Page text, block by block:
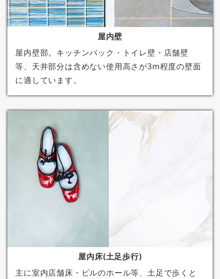
屋内壁
屋内壁部。キッチンバック・トイレ壁・店舗壁
等、天井部分は含めない使用高さが3m程度の壁面
に適しています。
屋内床(土足歩行)
主に室内店舗床・ビルのホール等、土足で歩くと